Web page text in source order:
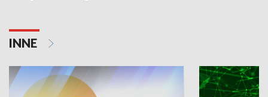
INNE